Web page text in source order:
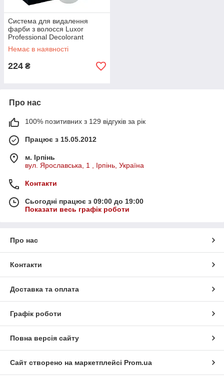
Система для видалення
фарби з волосся Luxor
Professional Decolorant
System, 120 мл. COLOR OFF
Немає в наявності
224 ₴
Про нас
100% позитивних з 129 відгуків за рік
Працює з 15.05.2012
м. Ірпінь
вул. Ярославська, 1 , Ірпінь, Україна
Контакти
Сьогодні працює з 09:00 до 19:00
Показати весь графік роботи
Про нас
Контакти
Доставка та оплата
Графік роботи
Повна версія сайту
Сайт створено на маркетплейсі Prom.ua